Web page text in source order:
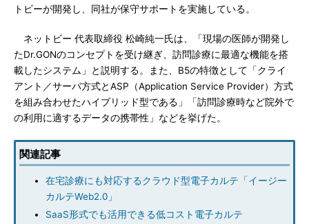
トビーが開発し、同社が保守サポートを実施している。
ネットビー 代表取締役 松崎純一氏は、「現場の医師が開発し
たDr.GONのコンセプトを受け継ぎ、訪問診療に最適な機能を搭
載したシステム」と説明する。また、B5の特徴として「クライ
アント／サーバ方式とASP（Application Service Provider）方式
を組み合わせたハイブリッド型である」「訪問診療時など院外で
の利用に適するデータの携帯性」などを挙げた。
関連記事
在宅診療にも対応するクラウド型電子カルテ「イージー
カルテWeb2.0」
SaaS形式でも活用できる低コスト電子カルテ